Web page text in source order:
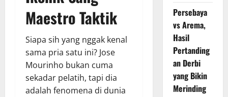
Maestro Taktik
Siapa sih yang nggak kenal
sama pria satu ini? Jose
Mourinho bukan cuma
sekadar pelatih, tapi dia
adalah fenomena di dunia
Persebaya
vs Arema,
Hasil
Pertanding
an Derbi
yang Bikin
Merinding